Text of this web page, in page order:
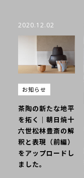
2020.12.02
お知らせ
茶陶の新たな地平
を拓く｜朝日焼十
六世松林豊斎の解
釈と表現（前編）
をアップロードし
ました。